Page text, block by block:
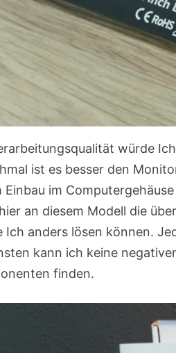
würde
ist es besser den
Einbau im
an diesem Modell die
Ich anders lösen können.
kann ich keine
finden.